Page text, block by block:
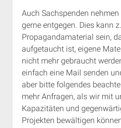
Auch Sachspenden
gerne entgegen. Dies kann
Propagandamaterial sein,
aufgetaucht ist, eigene
nicht mehr gebraucht
einfach eine Mail senden
aber bitte folgendes
mehr Anfragen, als wir mit
Kapazitäten und
Projekten bewältigen